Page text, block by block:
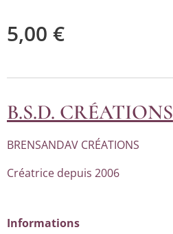
5,00 €
B.S.D. CRÉATIONS
BRENSANDAV CRÉATIONS
Créatrice depuis 2006
Informations